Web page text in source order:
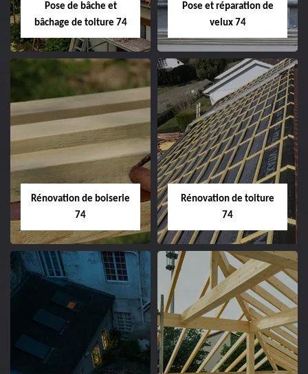
Pose de bâche et
bâchage de toiture 74
Pose et réparation de
velux 74
Rénovation de boiserie
74
Rénovation de toiture
74